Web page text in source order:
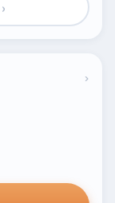
›
›